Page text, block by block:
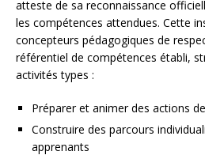
atteste de sa reconnaissance
les compétences attendues. Cette
concepteurs pédagogiques de
référentiel de compétences établi,
activités types :
Préparer et animer des actions
Construire des parcours
apprenants